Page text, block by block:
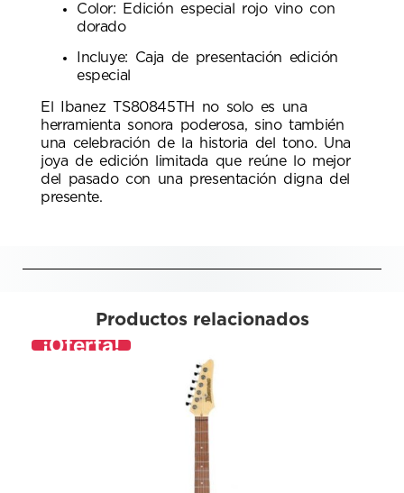
Color: Edición especial rojo vino con
dorado
Incluye: Caja de presentación edición
especial
El Ibanez TS80845TH no solo es una
herramienta sonora poderosa, sino también
una celebración de la historia del tono. Una
joya de edición limitada que reúne lo mejor
del pasado con una presentación digna del
presente.
Productos relacionados
¡Oferta!